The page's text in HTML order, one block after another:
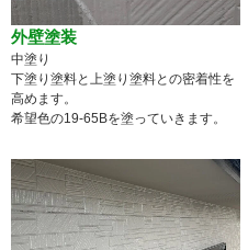
外壁塗装
中塗り
下塗り塗料と上塗り塗料との密着性を
高めます。
希望色の19-65Bを塗っていきます。